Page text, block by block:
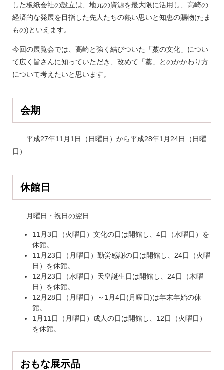
した板紙会社の設立は、地元の資源を最大限に活用し、高崎の
経済的な発展を目指した先人たちの熱い思いと知恵の賜物(たま
もの)といえます。
今回の展覧会では、高崎と強く結びついた「藁の文化」につい
て広く皆さんに知っていただき、改めて「藁」とのかかわり方
について考えたいと思います。
会期
平成27年11月1日（日曜日）から平成28年1月24日（日曜
日）
休館日
月曜日・祝日の翌日
11月3日（火曜日）文化の日は開館し、4日（水曜日）を
休館。
11月23日（月曜日）勤労感謝の日は開館し、24日（火曜
日）を休館。
12月23日（水曜日）天皇誕生日は開館し、24日（木曜
日）を休館。
12月28日（月曜日）～1月4日(月曜日)は年末年始の休
館。
1月11日（月曜日）成人の日は開館し、12日（火曜日）
を休館。
おもな展示品